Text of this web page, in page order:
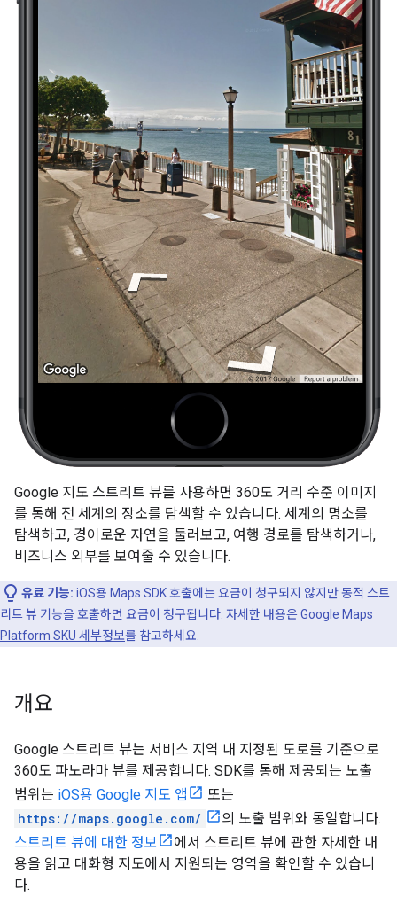
Google 지도 스트리트 뷰를 사용하면 360도 거리 수준 이미지
를 통해 전 세계의 장소를 탐색할 수 있습니다. 세계의 명소를
탐색하고, 경이로운 자연을 둘러보고, 여행 경로를 탐색하거나,
비즈니스 외부를 보여줄 수 있습니다.
유료 기능: iOS용 Maps SDK 호출에는 요금이 청구되지 않지만 동적 스트
리트 뷰 기능을 호출하면 요금이 청구됩니다. 자세한 내용은 Google Maps
Platform SKU 세부정보를 참고하세요.
개요
Google 스트리트 뷰는 서비스 지역 내 지정된 도로를 기준으로
360도 파노라마 뷰를 제공합니다. SDK를 통해 제공되는 노출
범위는 iOS용 Google 지도 앱
또는
https://maps.google.com/
의 노출 범위와 동일합니다.
스트리트 뷰에 대한 정보
에서 스트리트 뷰에 관한 자세한 내
용을 읽고 대화형 지도에서 지원되는 영역을 확인할 수 있습니
다.